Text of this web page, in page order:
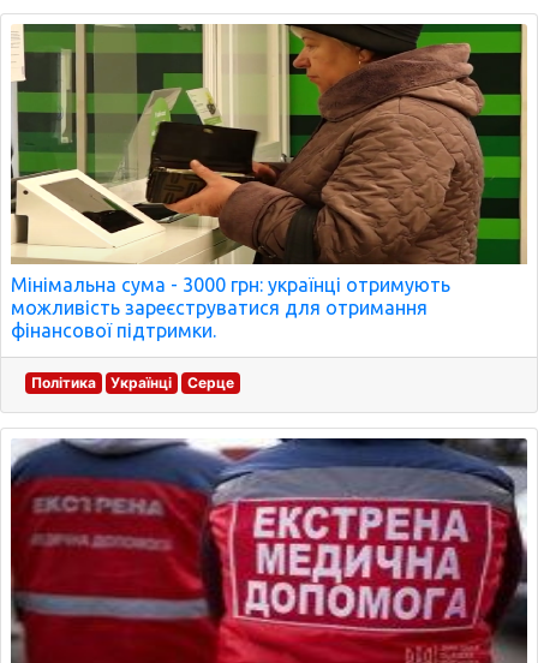
Мінімальна сума - 3000 грн: українці отримують
можливість зареєструватися для отримання
фінансової підтримки.
Політика Українці Серце